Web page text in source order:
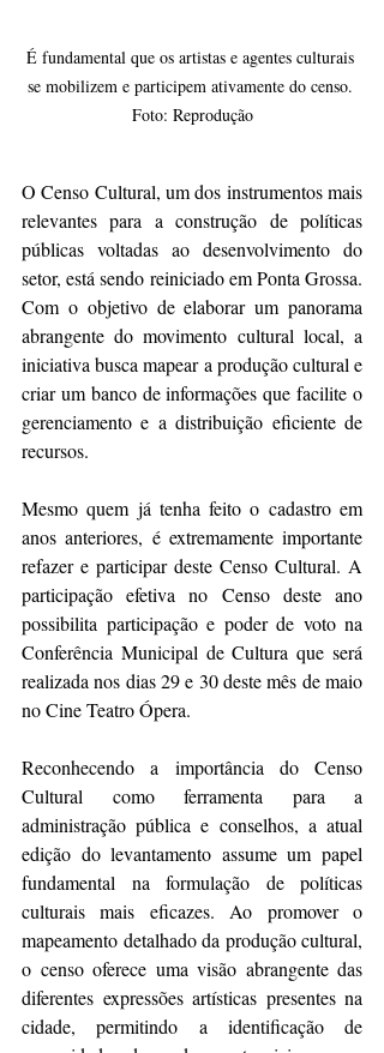
É fundamental que os artistas e agentes culturais
se mobilizem e participem ativamente do censo.
Foto: Reprodução
O Censo Cultural, um dos instrumentos mais
relevantes para a construção de políticas
públicas voltadas ao desenvolvimento do
setor, está sendo reiniciado em Ponta Grossa.
Com o objetivo de elaborar um panorama
abrangente do movimento cultural local, a
iniciativa busca mapear a produção cultural e
criar um banco de informações que facilite o
gerenciamento e a distribuição eficiente de
recursos.
Mesmo quem já tenha feito o cadastro em
anos anteriores, é extremamente importante
refazer e participar deste Censo Cultural. A
participação efetiva no Censo deste ano
possibilita participação e poder de voto na
Conferência Municipal de Cultura que será
realizada nos dias 29 e 30 deste mês de maio
no Cine Teatro Ópera.
Reconhecendo a importância do Censo
Cultural como ferramenta para a
administração pública e conselhos, a atual
edição do levantamento assume um papel
fundamental na formulação de políticas
culturais mais eficazes. Ao promover o
mapeamento detalhado da produção cultural,
o censo oferece uma visão abrangente das
diferentes expressões artísticas presentes na
cidade, permitindo a identificação de